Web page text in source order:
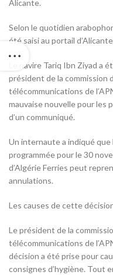
Alicante.
Selon le quotidien
été saisi au portail
Le navire Tariq Ibn Ziyad a
président de la commission
télécommunications de
mauvaise nouvelle pour les
d’un communiqué.
Un internaute a indiqué
programmée pour le 30
d’Algérie Ferries peut
annulations.
Les causes de cette
Le président de la
télécommunications de
décision a été prise pour
consignes d’hygiène. Tout